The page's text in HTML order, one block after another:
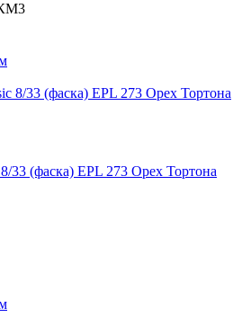
33 (фаска) EPL 273 Орех Тортона